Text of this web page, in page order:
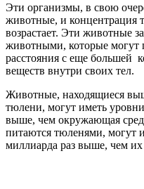
Эти организмы, в свою
животные, и концентрация
возрастает. Эти животные
животными, которые могут
расстояния с еще большей
веществ внутри своих тел.
Животные, находящиеся
тюлени, могут иметь
выше, чем окружающая
питаются тюленями, могут
миллиарда раз выше, чем